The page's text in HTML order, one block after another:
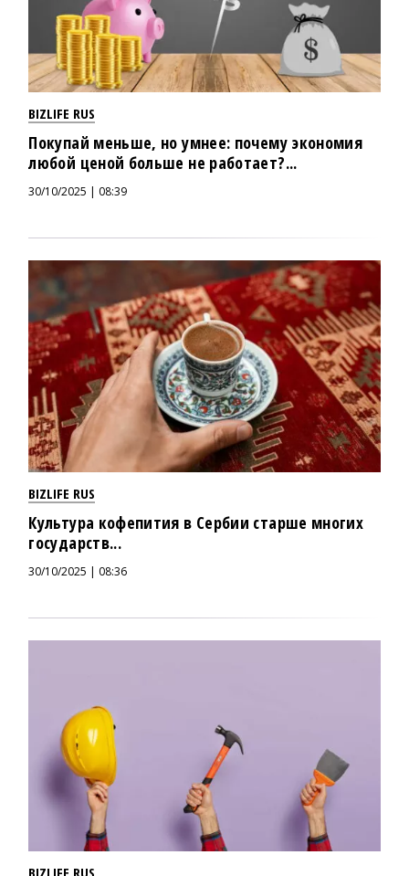
BIZLIFE RUS
Покупай меньше, но умнее: почему экономия
любой ценой больше не работает?...
30/10/2025 | 08:39
BIZLIFE RUS
Культура кофепития в Сербии старше многих
государств...
30/10/2025 | 08:36
BIZLIFE RUS